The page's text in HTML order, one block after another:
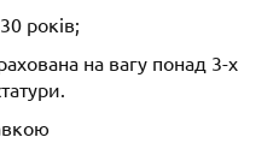
років;
на вагу понад 3-х